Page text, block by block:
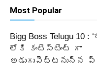
Most Popular
Bigg Boss Telugu 10
లోకి కంటెస్టెంట్ గా
అడుగుపెట్టనున్న